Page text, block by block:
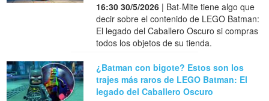
16:30 30/5/2026 | Bat-Mite tiene algo que
decir sobre el contenido de LEGO Batman:
El legado del Caballero Oscuro si compras
todos los objetos de su tienda.
¿Batman con bigote? Estos son los
trajes más raros de LEGO Batman: El
legado del Caballero Oscuro